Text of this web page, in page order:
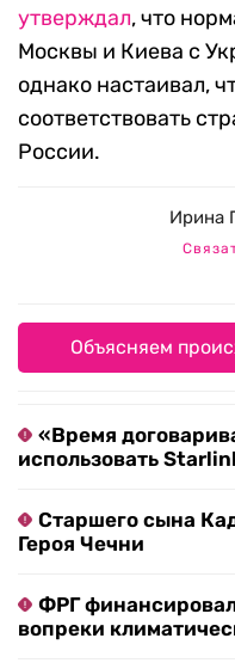
утверждал, что
Москвы и Киева с
однако настаивал,
соответствовать
России.
Ирина
Объясняем
«Время
использовать
Старшего сына
Героя Чечни
ФРГ
вопреки